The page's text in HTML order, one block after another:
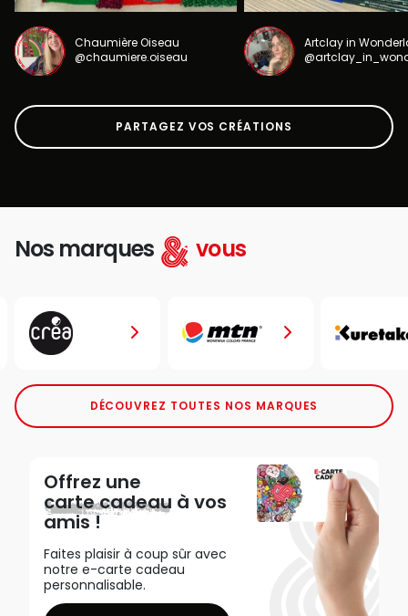
Chaumière Oiseau
@chaumiere.oiseau
Artclay in
PARTAGEZ VOS CRÉATIONS
Nos marques vous
DÉCOUVREZ TOUTES NOS MARQUES
Offrez une
carte cadeau à vos
amis !
Faites plaisir à coup sûr avec
notre e-carte cadeau
personnalisable.